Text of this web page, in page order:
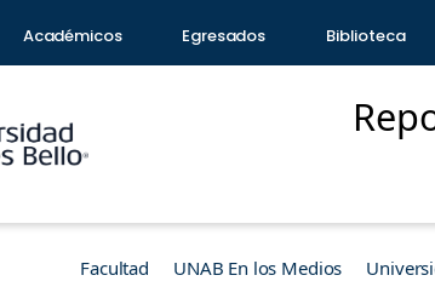
Académicos Egresados Biblioteca
Facultad UNAB En los Medios